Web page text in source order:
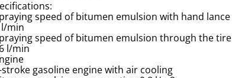
speed of bitumen emulsion with hand lance
l/min
speed of bitumen emulsion through the tire
l/min
stroke gasoline engine with air cooling